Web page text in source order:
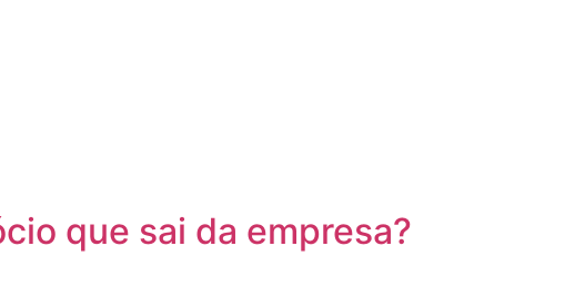
que sai da empresa?